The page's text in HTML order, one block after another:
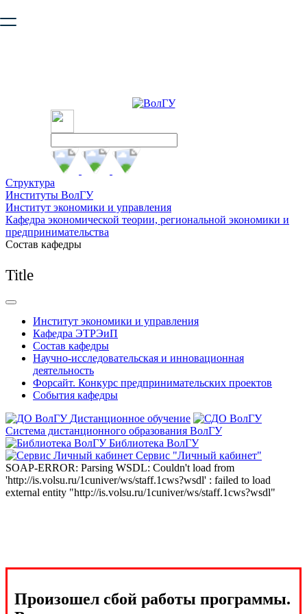
безопасную работу с сайтом. Пожалуйста
Структура
Институты ВолГУ
Институт экономики и управления
Кафедра экономической теории, региональной экономики и
предпринимательства
Состав кафедры
Title
Институт экономики и управления
Кафедра ЭТРЭиП
Состав кафедры
Научно-исследовательская и инновационная
деятельность
Форсайт. Конкурс предпринимательских проектов
События кафедры
Дистанционное обучение
Система дистанционного образования ВолГУ
Библиотека ВолГУ
Сервис "Личный кабинет"
SOAP-ERROR: Parsing WSDL: Couldn't load from
'http://is.volsu.ru/1cuniver/ws/staff.1cws?wsdl' : failed to load
external entity "http://is.volsu.ru/1cuniver/ws/staff.1cws?wsdl"
Произошел сбой работы программы.